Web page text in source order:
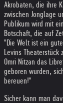
Akrobaten, die ihre
zwischen Jonglage
Publikum wird mit
Botschaft, die auf
"Die Welt ist ein
Levins
Omri Nitzan das
geboren wurden,
bereuen!"
Sicher kann man